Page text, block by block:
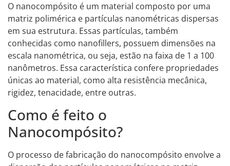
O nanocompósito é um material composto por uma
matriz polimérica e partículas nanométricas dispersas
em sua estrutura. Essas partículas, também
conhecidas como nanofillers, possuem dimensões na
escala nanométrica, ou seja, estão na faixa de 1 a 100
nanômetros. Essa característica confere propriedades
únicas ao material, como alta resistência mecânica,
rigidez, tenacidade, entre outras.
Como é feito o
Nanocompósito?
O processo de fabricação do nanocompósito envolve a